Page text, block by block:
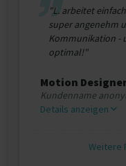
"L. arbeitet
super angenehm
Kommunikation -
optimal!"
Motion
Kundenname
Details anzeigen
Weitere